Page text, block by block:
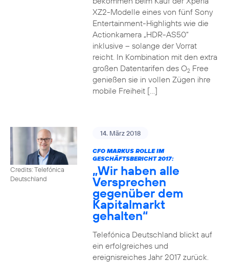
XZ2-Modelle eines von fünf Sony
Entertainment-Highlights wie die
Actionkamera „HDR-AS50“
inklusive – solange der Vorrat
reicht. In Kombination mit den extra
großen Datentarifen des O2Free
genießen sie in vollen Zügen ihre
mobile Freiheit […]
Credits: Telefónica
Deutschland
14. März 2018
CFO MARKUS ROLLE IM
GESCHÄFTSBERICHT 2017:
„Wir haben alle
Versprechen
gegenüber dem
Kapitalmarkt
gehalten“
Telefónica Deutschland blickt auf
ein erfolgreiches und
ereignisreiches Jahr 2017 zurück.